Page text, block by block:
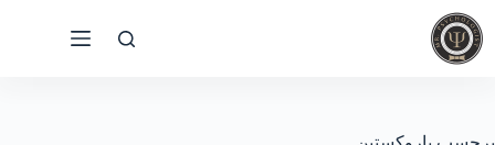
پرش
به
محتوا